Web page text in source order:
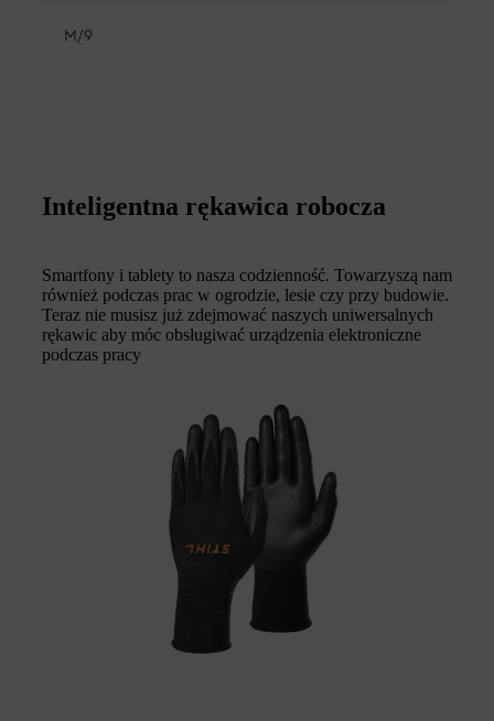
M/9
Inteligentna rękawica robocza
Smartfony i tablety to nasza codzienność. Towarzyszą nam
również podczas prac w ogrodzie, lesie czy przy budowie.
Teraz nie musisz już zdejmować naszych uniwersalnych
rękawic aby móc obsługiwać urządzenia elektroniczne
podczas pracy